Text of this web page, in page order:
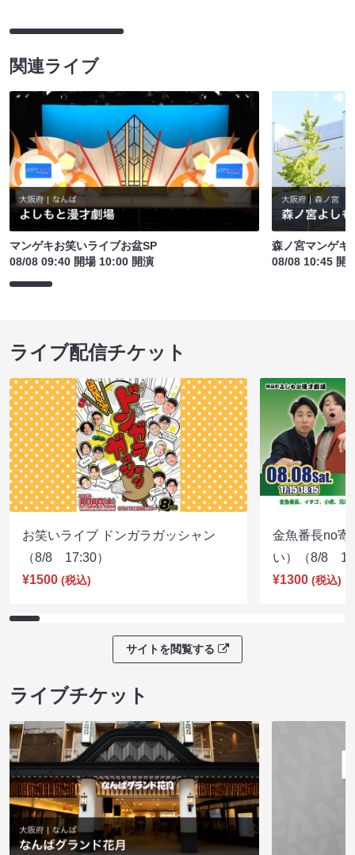
関連ライブ
マンゲキお笑いライブお盆SP
08/08 09:40 開場 10:00 開演
森ノ宮マンゲキ
08/08 10:45 開
ライブ配信チケット
お笑いライブ ドンガラガッシャン
（8/8 17:30）
¥1500 (税込)
金魚番長no寄
い）（8/8
¥1300 (税込)
サイトを閲覧する
ライブチケット